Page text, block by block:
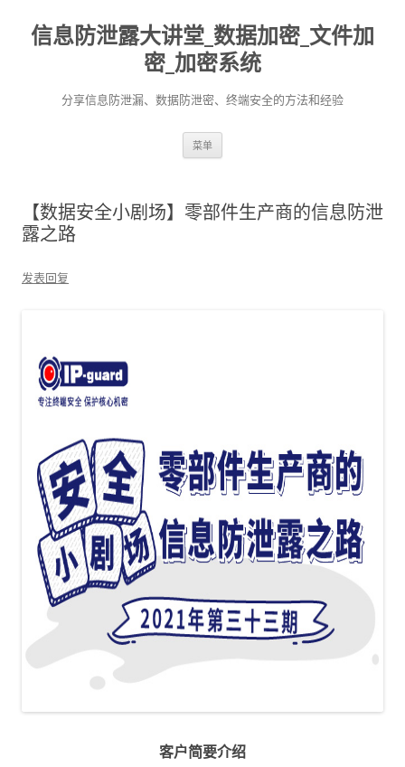
信息防泄露大讲堂_数据加密_文件加
密_加密系统
分享信息防泄漏、数据防泄密、终端安全的方法和经验
菜单
【数据安全小剧场】零部件生产商的信息防泄
露之路
发表回复
客户简要介绍